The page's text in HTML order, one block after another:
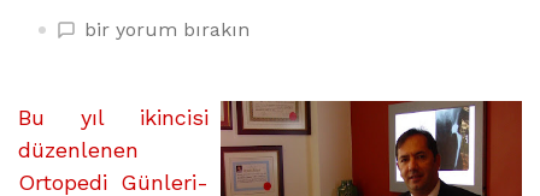
YENİLİKLERLE
GÜNLERİ
üzerine
bir yorum bırakın
Bu yıl ikincisi
düzenlenen
Ortopedi Günleri-